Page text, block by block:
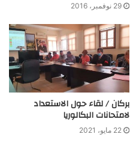
29 نوفمبر، 2016
بركان / لقاء حول الاستعداد
لامتحانات البكالوريا
22 مايو، 2021